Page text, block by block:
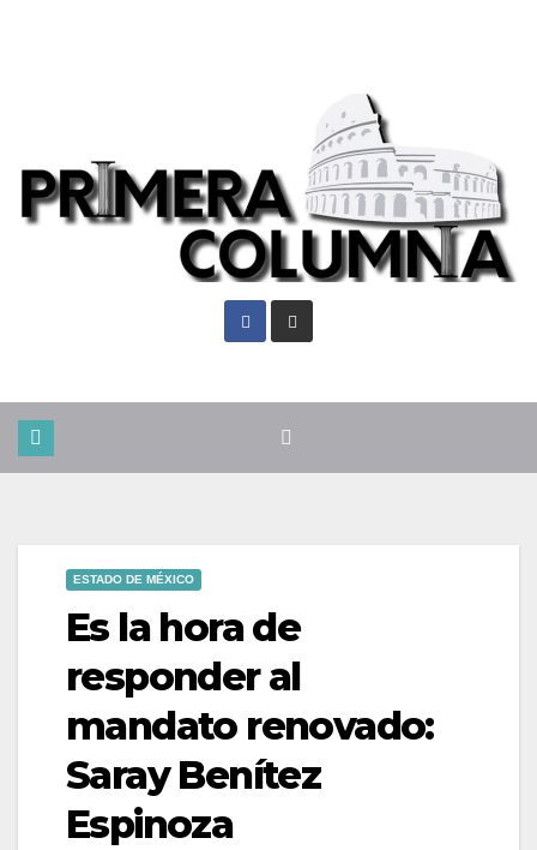
ESTADO DE MÉXICO
Es la hora de
responder al
mandato renovado:
Saray Benítez
Espinoza